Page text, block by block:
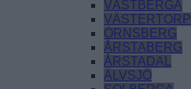
VÄSTBERGA
VÄSTERTORP
ÖRNSBERG
ÅRSTABERG
ÅRSTADAL
ÄLVSJÖ